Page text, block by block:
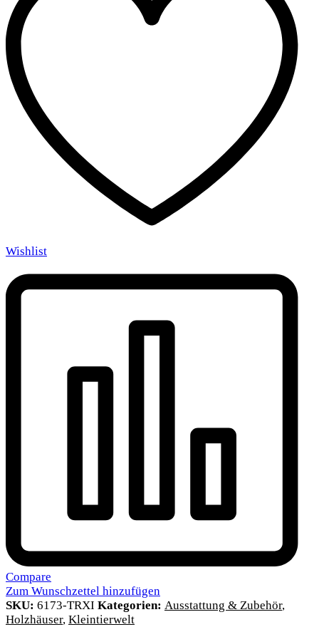
Wishlist
Compare
Zum Wunschzettel hinzufügen
SKU: 6173-TRXI Kategorien: Ausstattung & Zubehör,
Holzhäuser, Kleintierwelt